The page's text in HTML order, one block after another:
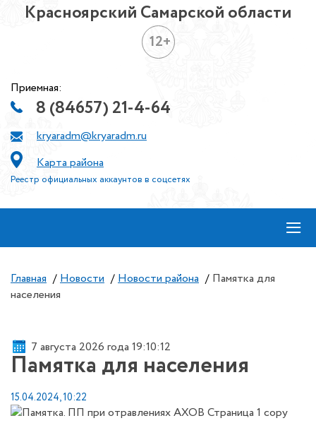
Красноярский Самарской области
12+
Приемная:
8 (84657) 21-4-64
kryaradm@kryaradm.ru
Карта района
Реестр официальных аккаунтов в соцсетях
≡
Главная / Новости / Новости района / Памятка для
населения
7 августа 2026 года 19:10:13
Памятка для населения
15.04.2024, 10:22